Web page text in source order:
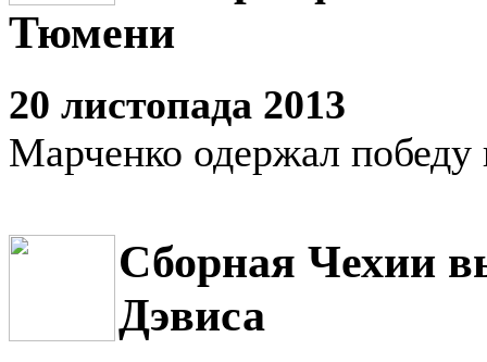
Тюмени
20 листопада 2013
Марченко одержал победу
Сборная Чехии
Дэвиса